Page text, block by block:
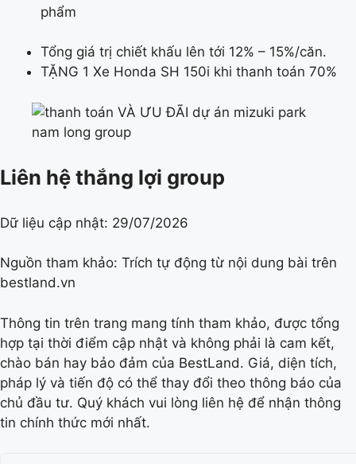
phẩm
Tổng giá trị chiết khấu lên tới 12% – 15%/căn.
TẶNG 1 Xe Honda SH 150i khi thanh toán 70%
Liên hệ thắng lợi group
Dữ liệu cập nhật: 29/07/2026
Nguồn tham khảo: Trích tự động từ nội dung bài trên
bestland.vn
Thông tin trên trang mang tính tham khảo, được tổng
hợp tại thời điểm cập nhật và không phải là cam kết,
chào bán hay bảo đảm của BestLand. Giá, diện tích,
pháp lý và tiến độ có thể thay đổi theo thông báo của
chủ đầu tư. Quý khách vui lòng liên hệ để nhận thông
tin chính thức mới nhất.